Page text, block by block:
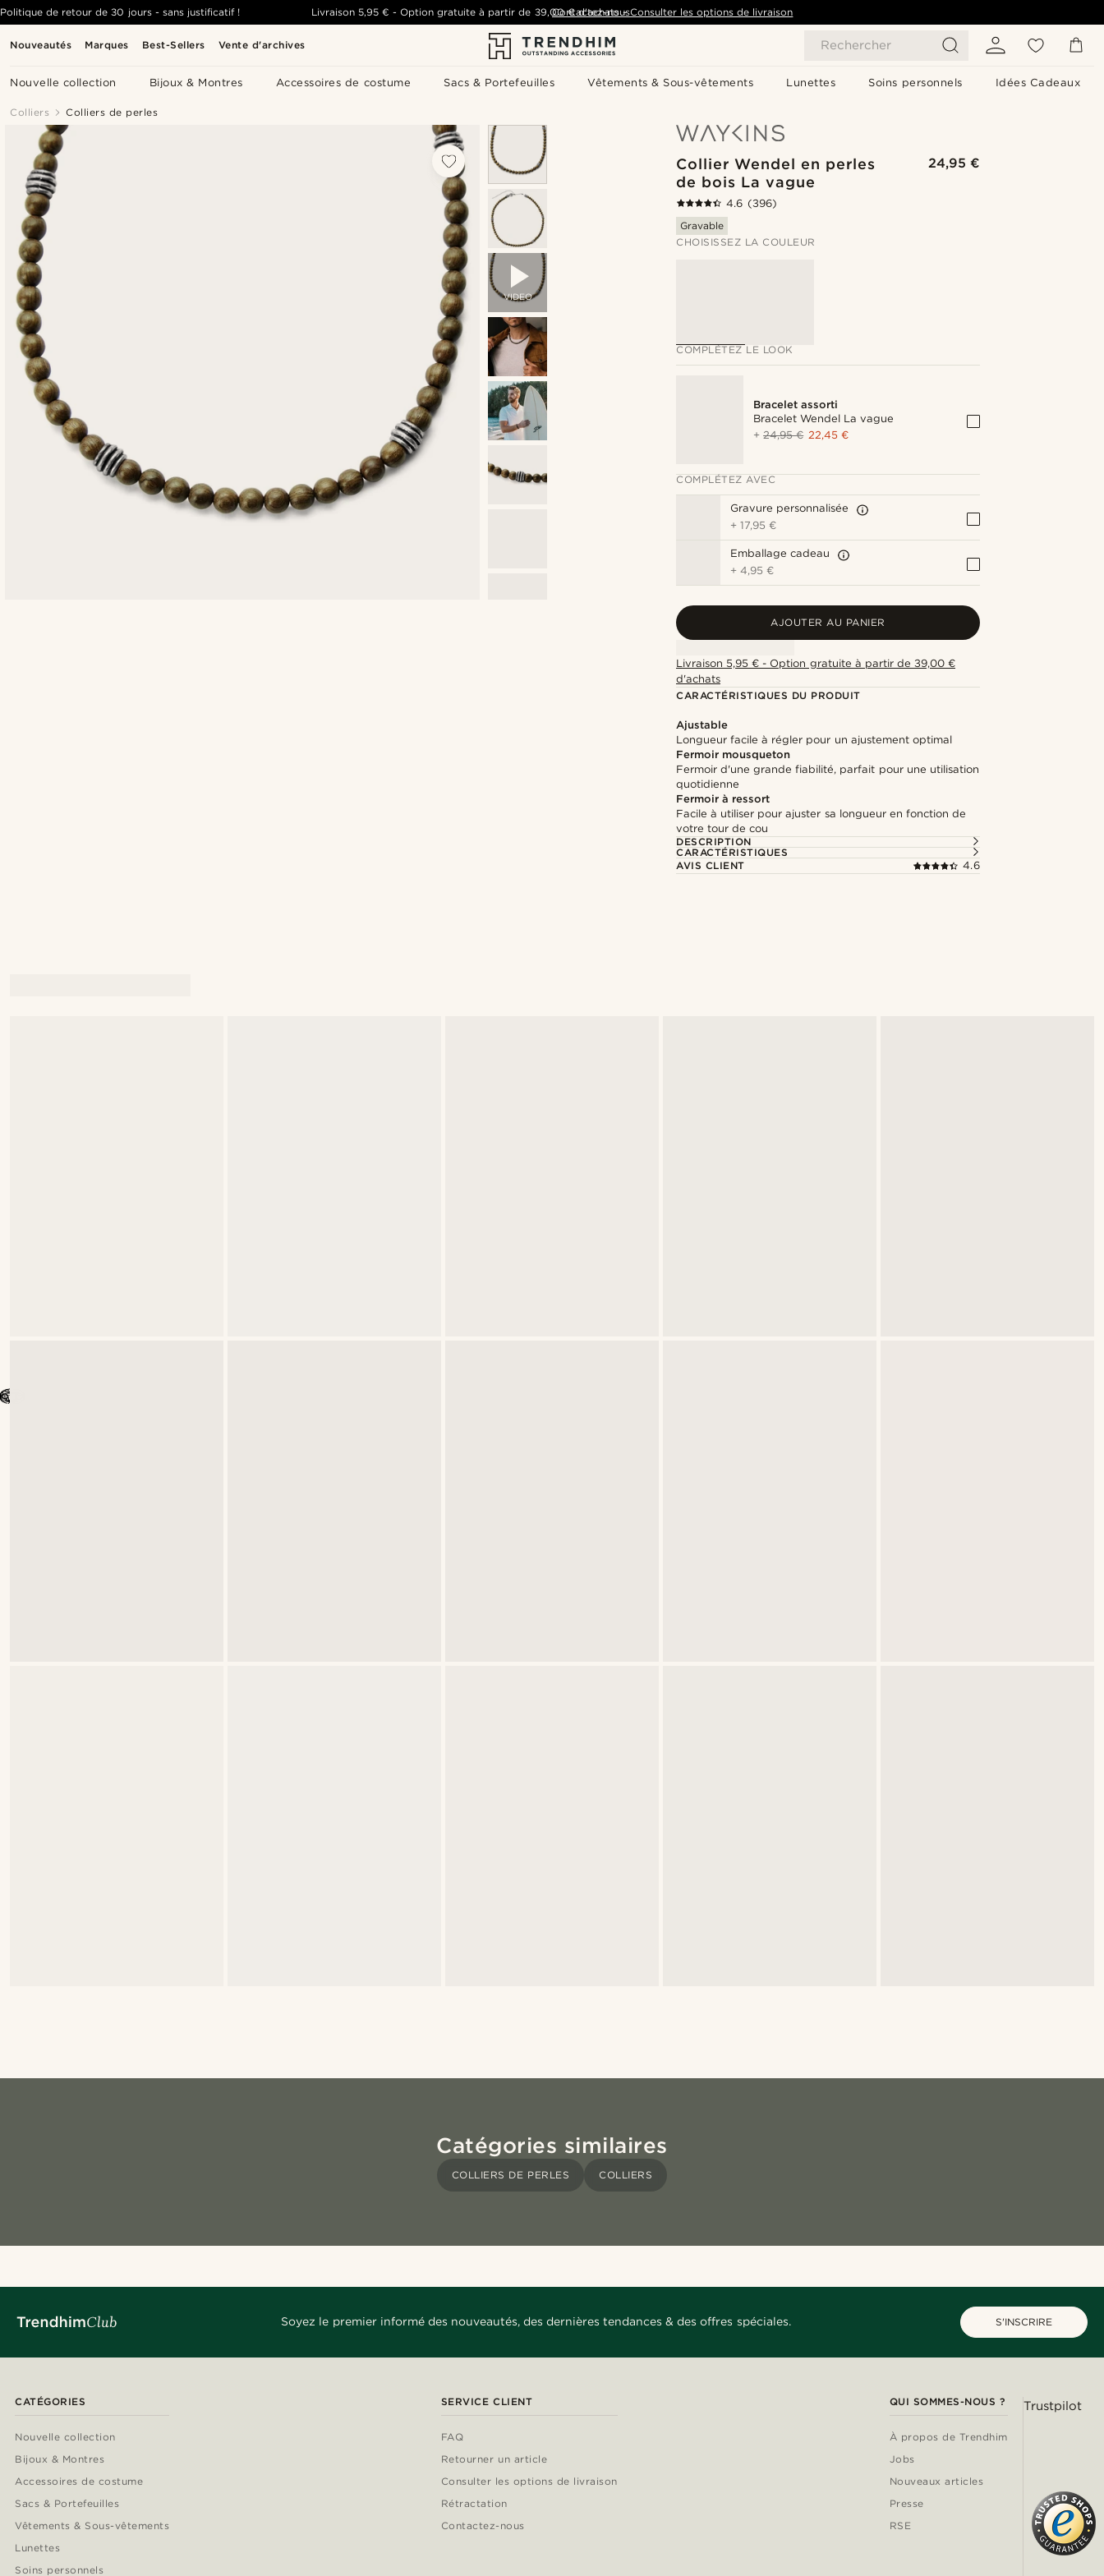
Nouveautés Marques Best-Sellers Vente d'archives Rechercher
Nouvelle collection Bijoux & Montres Accessoires de costume Sacs & Portefeuilles Vêtements & Sous-vêtements Lunettes Soins personnels Idées Cadeaux
Politique de retour de 30 jours - sans justificatif ! Livraison 5,95 € -Option gratuite à partir de 39,00 € d'achats- Consulter les options de livraison
Contactez-nous
Colliers Colliers de perles
VIDEO
Collier Wendel en perles
de bois La vague
24,95 €
4.6 (396)
Gravable
CHOISISSEZ LA COULEUR
COMPLÉTEZ LE LOOK
Bracelet assorti
Bracelet Wendel La vague
+24,95 € 22,45 €
COMPLÉTEZ AVEC
Gravure personnalisée
+17,95 €
Emballage cadeau
+4,95 €
AJOUTER AU PANIER
Livraison 5,95 € - Option gratuite à partir de 39,00 €
d'achats
CARACTÉRISTIQUES DU PRODUIT
Ajustable
Longueur facile à régler pour un ajustement optimal
Fermoir mousqueton
Fermoir d'une grande fiabilité, parfait pour une utilisation
quotidienne
Fermoir à ressort
Facile à utiliser pour ajuster sa longueur en fonction de
votre tour de cou
DESCRIPTION
CARACTÉRISTIQUES
AVIS CLIENT
4.6
Catégories similaires
COLLIERS DE PERLES COLLIERS
Soyez le premier informé des nouveautés, des dernières tendances & des offres spéciales. S'INSCRIRE
CATÉGORIES
Nouvelle collection
Bijoux & Montres
Accessoires de costume
Sacs & Portefeuilles
Vêtements & Sous-vêtements
Lunettes
Soins personnels
SERVICE CLIENT
FAQ
Retourner un article
Consulter les options de livraison
Rétractation
Contactez-nous
QUI SOMMES-NOUS ?
À propos de Trendhim
Jobs
Nouveaux articles
Presse
RSE
Trustpilot